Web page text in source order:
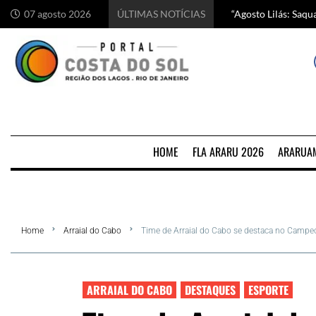
07 agosto 2026 ÚLTIMAS NOTÍCIAS “Agosto Lilás:
Começa hoje em
Chef italiano
5 motivos para
HOME FLA ARARU 2026
Home Arraial do Cabo Time de Arraial do Cabo se destaca no
ARRAIAL DO CABO DESTAQUES ESPORTE